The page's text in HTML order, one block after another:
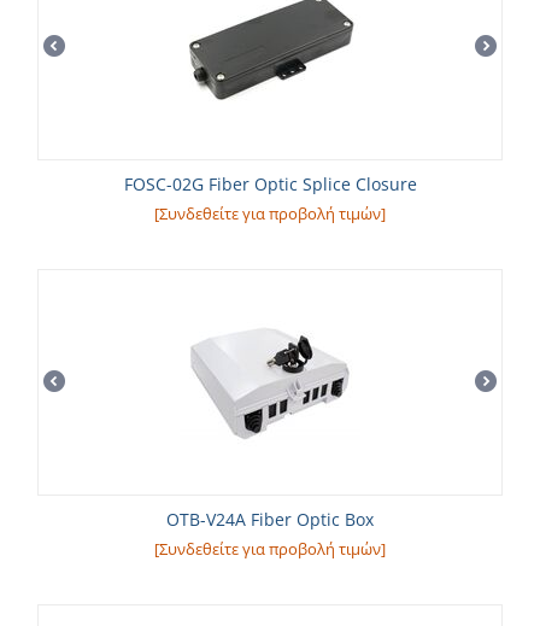
FOSC-02G Fiber Optic Splice Closure
[Συνδεθείτε για προβολή τιμών]
OTB-V24A Fiber Optic Box
[Συνδεθείτε για προβολή τιμών]